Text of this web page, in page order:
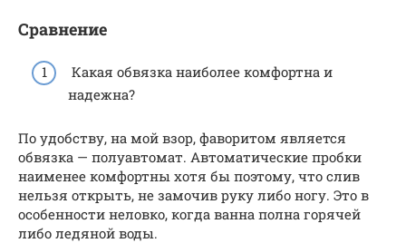
Сравнение
Какая обвязка наиболее комфортна и
надежна?
По удобству, на мой взор, фаворитом является
обвязка — полуавтомат. Автоматические пробки
наименее комфортны хотя бы поэтому, что слив
нельзя открыть, не замочив руку либо ногу. Это в
особенности неловко, когда ванна полна горячей
либо ледяной воды.